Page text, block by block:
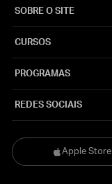
Apple Store
SOBRE O SITE
CURSOS
PROGRAMAS
REDES SOCIAIS